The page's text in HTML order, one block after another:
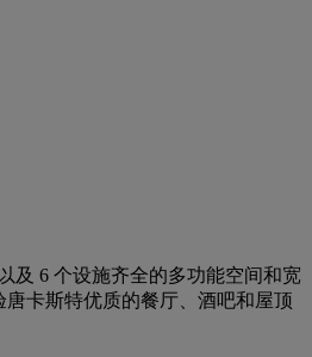
及 6 个设施齐全的多功能空间和宽
卡斯特优质的餐厅、酒吧和屋顶